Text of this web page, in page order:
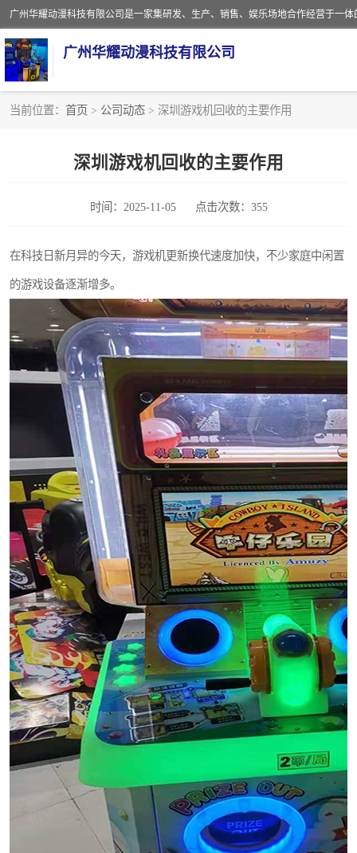
广州华耀动漫科技有限公司
当前位置： 首页 > 公司动态 > 深圳游戏机回收的主要作用
深圳游戏机回收的主要作用
时间：2025-11-05 点击次数：355
在科技日新月异的今天，游戏机更新换代速度加快，不少家庭中闲置
的游戏设备逐渐增多。
游戏厅回收